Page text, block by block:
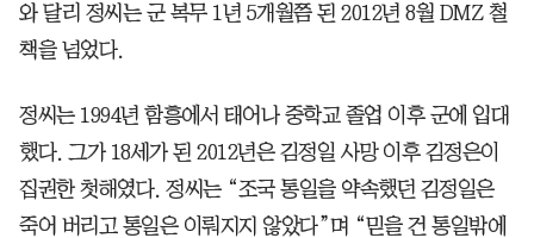
와 달리 정씨는 군 복무 1년 5개월쯤 된 2012년 8월 DMZ 철
책을 넘었다.
정씨는 1994년 함흥에서 태어나 중학교 졸업 이후 군에 입대
했다. 그가 18세가 된 2012년은 김정일 사망 이후 김정은이
집권한 첫해였다. 정씨는 “조국 통일을 약속했던 김정일은
죽어 버리고 통일은 이뤄지지 않았다”며 “믿을 건 통일밖에